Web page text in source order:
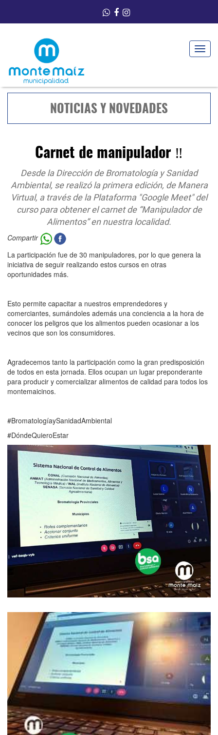
Toggle
NOTICIAS Y NOVEDADES
Carnet de manipulador ‼️
Desde la Dirección de Bromatología y Sanidad
Ambiental, se realizó la primera edición, de Manera
Virtual, a través de la Plataforma "Google Meet" del
curso para obtener el carnet de “Manipulador de
Alimentos” en nuestra localidad.
Compartir
La participación fue de 30 manipuladores, por lo que genera la
iniciativa de seguir realizando estos cursos en otras
oportunidades más.
Esto permite capacitar a nuestros emprendedores y
comerciantes, sumándoles además una conciencia a la hora de
conocer los peligros que los alimentos pueden ocasionar a los
vecinos que son los consumidores.
Agradecemos tanto la participación como la gran predisposición
de todos en esta jornada. Ellos ocupan un lugar preponderante
para producir y comercializar alimentos de calidad para todos los
montemaicinos.
#BromatologíaySanidadAmbiental
#DóndeQuieroEstar